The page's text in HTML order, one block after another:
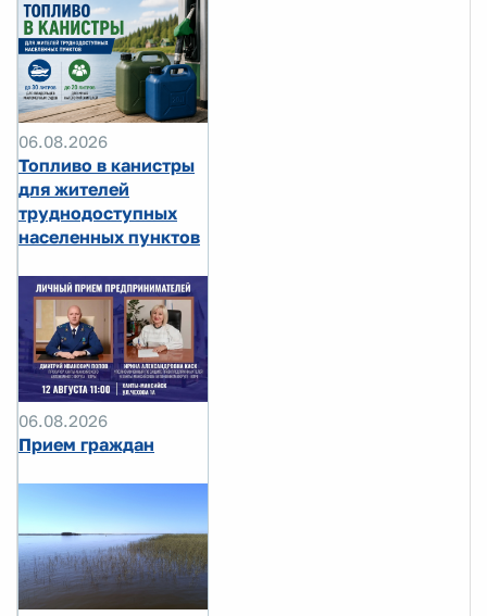
06.08.2026
Топливо в канистры
для жителей
труднодоступных
населенных пунктов
06.08.2026
Прием граждан